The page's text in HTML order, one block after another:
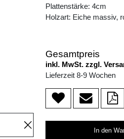
Plattenstärke: 4cm
Holzart: Eiche massiv,
Gesamtpreis
inkl. MwSt. zzgl.
Lieferzeit 8-9 Wochen
In den